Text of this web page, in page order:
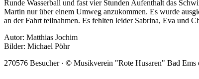
Runde Wasserball und fast vier Stunden Aufenthalt das
Martin nur über einem Umweg anzukommen. Es wurde
an der Fahrt teilnahmen. Es fehlten leider Sabrina, Eva und
Autor: Matthias Jochim
Bilder: Michael Pöhr
270576 Besucher · © Musikverein "Rote Husaren" Bad Ems